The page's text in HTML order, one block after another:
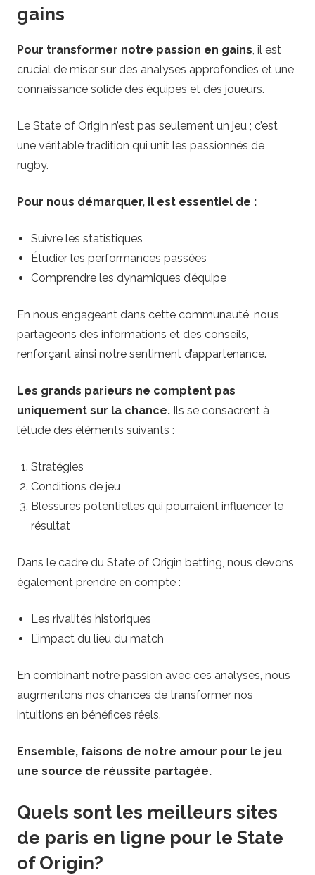
gains
Pour transformer notre passion en gains, il est
crucial de miser sur des analyses approfondies et une
connaissance solide des équipes et des joueurs.
Le State of Origin n’est pas seulement un jeu ; c’est
une véritable tradition qui unit les passionnés de
rugby.
Pour nous démarquer, il est essentiel de :
Suivre les statistiques
Étudier les performances passées
Comprendre les dynamiques d’équipe
En nous engageant dans cette communauté, nous
partageons des informations et des conseils,
renforçant ainsi notre sentiment d’appartenance.
Les grands parieurs ne comptent pas
uniquement sur la chance. Ils se consacrent à
l’étude des éléments suivants :
Stratégies
Conditions de jeu
Blessures potentielles qui pourraient influencer le
résultat
Dans le cadre du State of Origin betting, nous devons
également prendre en compte :
Les rivalités historiques
L’impact du lieu du match
En combinant notre passion avec ces analyses, nous
augmentons nos chances de transformer nos
intuitions en bénéfices réels.
Ensemble, faisons de notre amour pour le jeu
une source de réussite partagée.
Quels sont les meilleurs sites
de paris en ligne pour le State
of Origin?